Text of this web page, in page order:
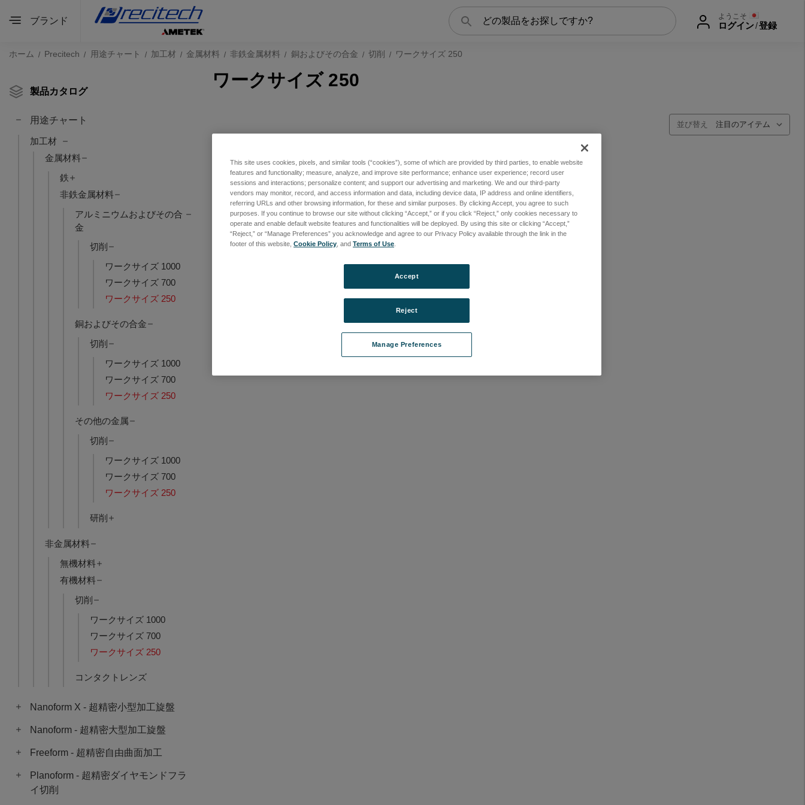
ブランド
検
索
ようこそ
ログイン/登録
ホーム Precitech 用途チャート 加工材 金属材料 非鉄金属材料 銅およびその合金 切削 ワークサイズ 250
製品カタログ
用途チャート
加工材
金属材料
鉄
非鉄金属材料
アルミニウムおよびその合
金
切削
ワークサイズ 1000
ワークサイズ 700
ワークサイズ 250
銅およびその合金
切削
ワークサイズ 1000
ワークサイズ 700
ワークサイズ 250
その他の金属
切削
ワークサイズ 1000
ワークサイズ 700
ワークサイズ 250
研削
非金属材料
無機材料
有機材料
切削
ワークサイズ 1000
ワークサイズ 700
ワークサイズ 250
コンタクトレンズ
Nanoform X - 超精密小型加工旋盤
Nanoform - 超精密大型加工旋盤
Freeform - 超精密自由曲面加工
Planoform - 超精密ダイヤモンドフラ
イ切削
ワークサイズ 250
並び替え
This site uses cookies, pixels, and similar tools (“cookies”), some of which are provided by third parties, to enable website
features and functionality; measure, analyze, and improve site performance; enhance user experience; record user
sessions and interactions; personalize content; and support our advertising and marketing. We and our third-party
vendors may monitor, record, and access information and data, including device data, IP address and online identifiers,
referring URLs and other browsing information, for these and similar purposes. By clicking Accept, you agree to such
purposes. If you continue to browse our site without clicking “Accept,” or if you click “Reject,” only cookies necessary to
operate and enable default website features and functionalities will be deployed. By using this site or clicking “Accept,”
“Reject,” or “Manage Preferences” you acknowledge and agree to our Privacy Policy available through the link in the
footer of this website, Cookie Policy , and Terms of Use
Manage Preferences
Reject
Accept